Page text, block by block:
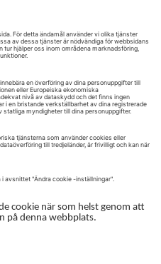
serviceplattform och
Konica Minolta-lösningar.
uppgifterna i din dagliga
transparent – ​​oavsett om du
eller drift.